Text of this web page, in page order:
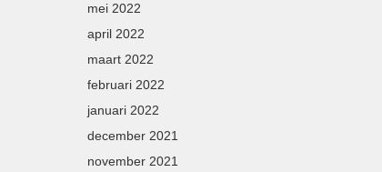
mei 2022
april 2022
maart 2022
februari 2022
januari 2022
december 2021
november 2021